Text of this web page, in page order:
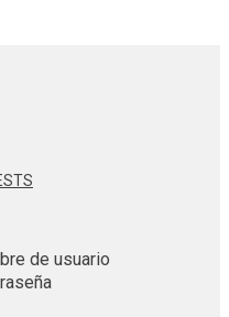
de usuario